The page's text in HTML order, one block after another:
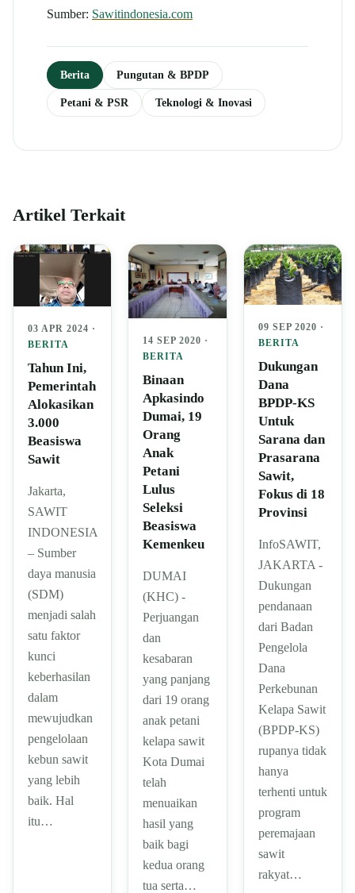
Sumber: Sawitindonesia.com
Berita Pungutan & BPDP
Petani & PSR Teknologi & Inovasi
Artikel Terkait
03 APR 2024 ·
BERITA
Tahun Ini,
Pemerintah
Alokasikan
3.000
Beasiswa
Sawit
Jakarta,
SAWIT
INDONESIA
– Sumber
daya manusia
(SDM)
menjadi salah
satu faktor
kunci
keberhasilan
dalam
mewujudkan
pengelolaan
kebun sawit
yang lebih
baik. Hal
itu…
14 SEP 2020 ·
BERITA
Binaan
Apkasindo
Dumai, 19
Orang
Anak
Petani
Lulus
Seleksi
Beasiswa
Kemenkeu
DUMAI
(KHC) -
Perjuangan
dan
kesabaran
yang panjang
dari 19 orang
anak petani
kelapa sawit
Kota Dumai
telah
menuaikan
hasil yang
baik bagi
kedua orang
tua serta…
09 SEP 2020 ·
BERITA
Dukungan
Dana
BPDP-KS
Untuk
Sarana dan
Prasarana
Sawit,
Fokus di 18
Provinsi
InfoSAWIT,
JAKARTA -
Dukungan
pendanaan
dari Badan
Pengelola
Dana
Perkebunan
Kelapa Sawit
(BPDP-KS)
rupanya tidak
hanya
terhenti untuk
program
peremajaan
sawit
rakyat…